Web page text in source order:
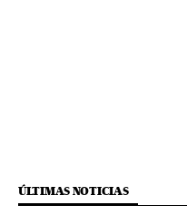
ÚLTIMAS NOTICIAS